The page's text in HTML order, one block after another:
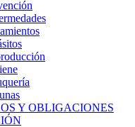
Y OBLIGACIONES